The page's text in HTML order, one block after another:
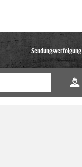
Sendungsverfolgung